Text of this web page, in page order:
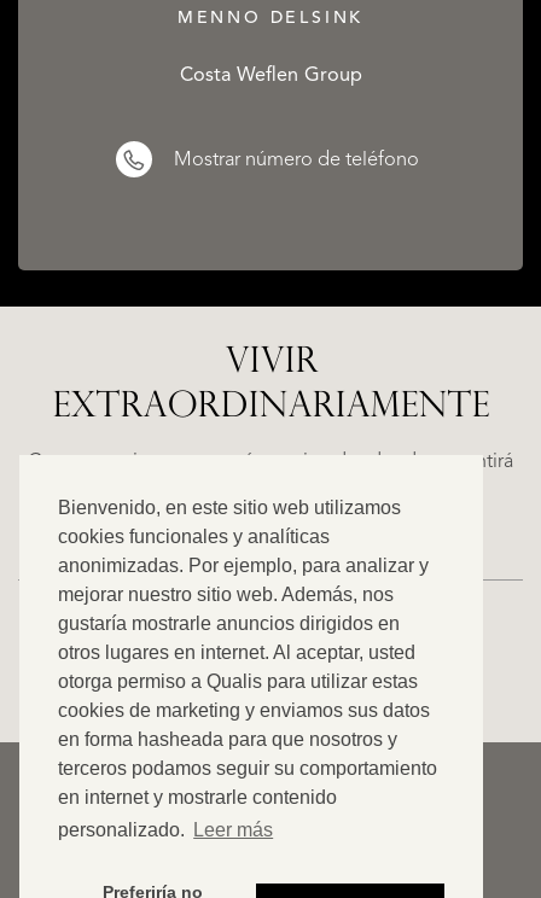
Bienvenido, en este sitio web utilizamos
cookies funcionales y analíticas
anonimizadas. Por ejemplo, para analizar y
mejorar nuestro sitio web. Además, nos
gustaría mostrarle anuncios dirigidos en
otros lugares en internet. Al aceptar, usted
otorga permiso a Qualis para utilizar estas
cookies de marketing y enviamos sus datos
en forma hasheada para que nosotros y
terceros podamos seguir su comportamiento
en internet y mostrarle contenido
personalizado.
Leer más
Preferiría no
MENNO DELSINK
Costa Weflen Group
Mostrar número de teléfono
VIVIR
EXTRAORDINARIAMENTE
Casas espaciosas con carácter, situadas donde se sentirá
como en casa. Descubra nuestra oferta exclusiva.
ALICANTE
RUAYA
995.000
VER TODOS NUESTROS ANUNCIOS
© 2026 Qualis International Realty
Descargar de responsabilidad